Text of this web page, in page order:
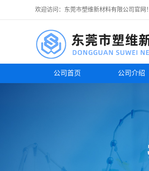
欢迎访问：东莞市塑维新材料有限公司官网！
公司首页 公司介绍